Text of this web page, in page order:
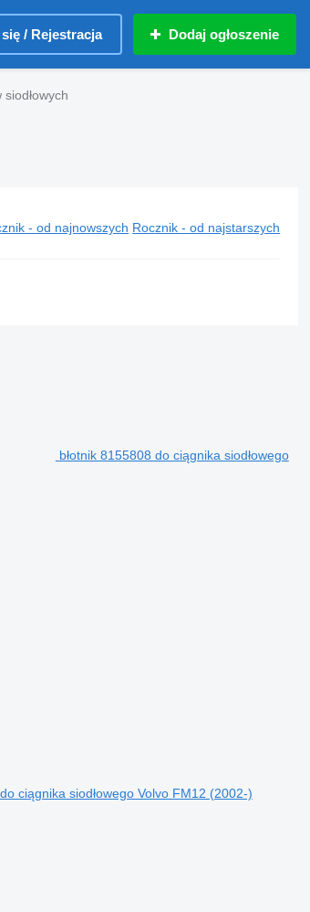
/ Rejestracja Dodaj ogłoszenie
- od najnowszych Rocznik - od najstarszych
błotnik 8155808 do ciągnika siodłowego
ciągnika siodłowego Volvo FM12 (2002-)